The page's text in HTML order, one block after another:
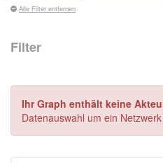
Alle Filter entfernen
Filter
Ihr Graph enthält keine
Datenauswahl um ein